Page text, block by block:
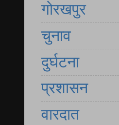
गोरखपुर
चुनाव
दुर्घटना
प्रशासन
वारदात